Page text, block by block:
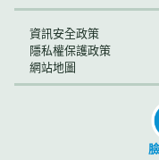
資訊安全政策
隱私權保護政策
網站地圖